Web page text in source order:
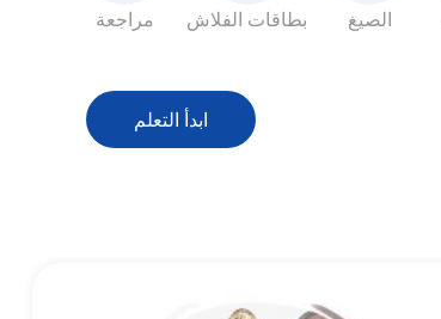
مراجعة بطاقات الفلاش الصيغ
ابدأ التعلم